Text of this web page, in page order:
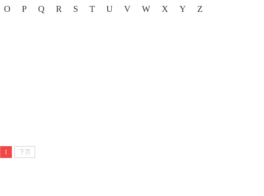
O P Q R S T U V W X Y Z
1 下页